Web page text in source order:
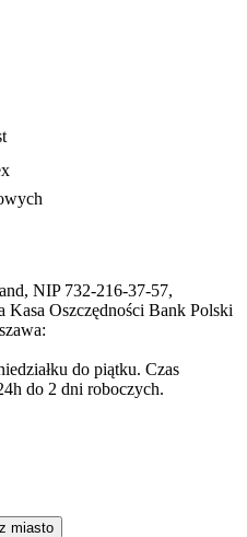
NIP 732-216-37-57,
Oszczędności Bank Polski
do piątku. Czas
do 2 dni roboczych.